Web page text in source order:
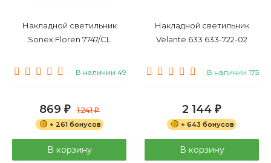
Накладной светильник
Sonex Floren 7747/CL
В наличии 49
869 ₽ 1 241₽
+ 261 бонусов
В корзину
Накладной светильник
Velante 633 633-722-02
В наличии 175
2 144 ₽
+ 643 бонусов
В корзину